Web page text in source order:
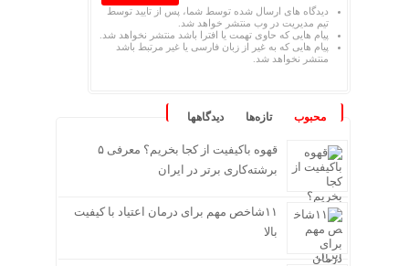
دیدگاه های ارسال شده توسط شما، پس از تایید توسط
تیم مدیریت در وب منتشر خواهد شد.
پیام هایی که حاوی تهمت یا افترا باشد منتشر نخواهد شد.
پیام هایی که به غیر از زبان فارسی یا غیر مرتبط باشد
منتشر نخواهد شد.
محبوب تازه‌ها دیدگاهها
قهوه باکیفیت از کجا بخریم؟ معرفی ۵
برشته‌کاری برتر در ایران
۱۱شاخص مهم برای درمان اعتیاد با کیفیت
بالا